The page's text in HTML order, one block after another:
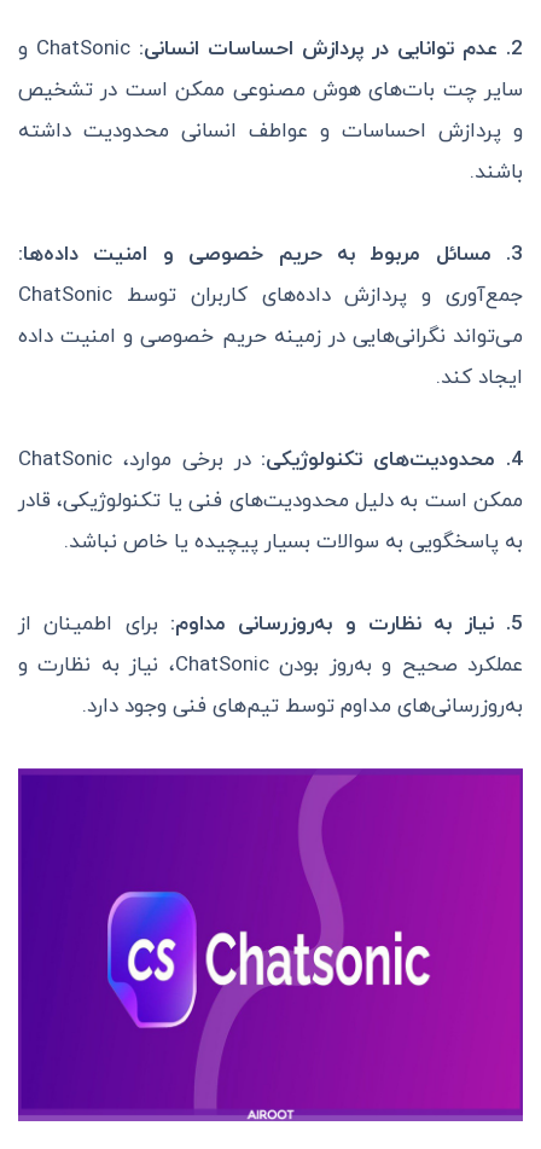
2. عدم توانایی در پردازش احساسات انسانی:
ChatSonic و
سایر چت بات‌های هوش مصنوعی ممکن است در تشخیص
و پردازش احساسات و عواطف انسانی محدودیت داشته
باشند.
3. مسائل مربوط به حریم خصوصی و امنیت داده‌ها:
جمع‌آوری و پردازش داده‌های کاربران توسط ChatSonic
می‌تواند نگرانی‌هایی در زمینه حریم خصوصی و امنیت داده
ایجاد کند.
4. محدودیت‌های تکنولوژیکی:
در برخی موارد، ChatSonic
ممکن است به دلیل محدودیت‌های فنی یا تکنولوژیکی، قادر
به پاسخگویی به سوالات بسیار پیچیده یا خاص نباشد.
5. نیاز به نظارت و به‌روزرسانی مداوم:
برای اطمینان از
عملکرد صحیح و به‌روز بودن ChatSonic، نیاز به نظارت و
به‌روزرسانی‌های مداوم توسط تیم‌های فنی وجود دارد.